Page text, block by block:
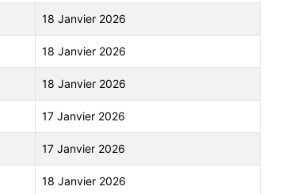
18 Janvier 2026
18 Janvier 2026
18 Janvier 2026
17 Janvier 2026
17 Janvier 2026
18 Janvier 2026